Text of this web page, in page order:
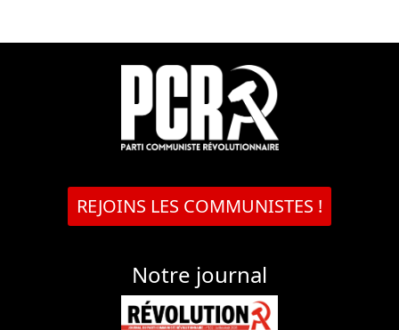
REJOINS LES COMMUNISTES !
Notre journal